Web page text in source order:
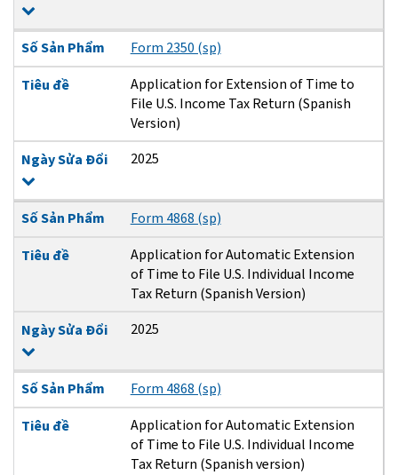
Số Sản Phẩm
Form 2350 (sp)
Tiêu đề
Application for Extension of Time to
File U.S. Income Tax Return (Spanish
Version)
Ngày Sửa Đổi
2025
Số Sản Phẩm
Form 4868 (sp)
Tiêu đề
Application for Automatic Extension
of Time to File U.S. Individual Income
Tax Return (Spanish Version)
Ngày Sửa Đổi
2025
Số Sản Phẩm
Form 4868 (sp)
Tiêu đề
Application for Automatic Extension
of Time to File U.S. Individual Income
Tax Return (Spanish version)